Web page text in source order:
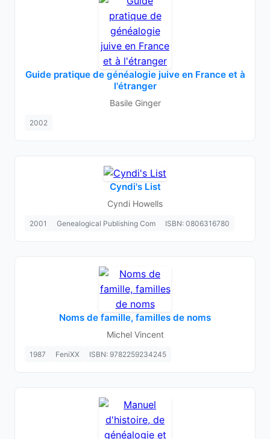
Guide pratique de généalogie juive en France et à
l'étranger
Basile Ginger
2002
Cyndi's List
Cyndi Howells
2001 Genealogical Publishing Com ISBN: 0806316780
Noms de famille, familles de noms
Michel Vincent
1987 FeniXX ISBN: 9782259234245